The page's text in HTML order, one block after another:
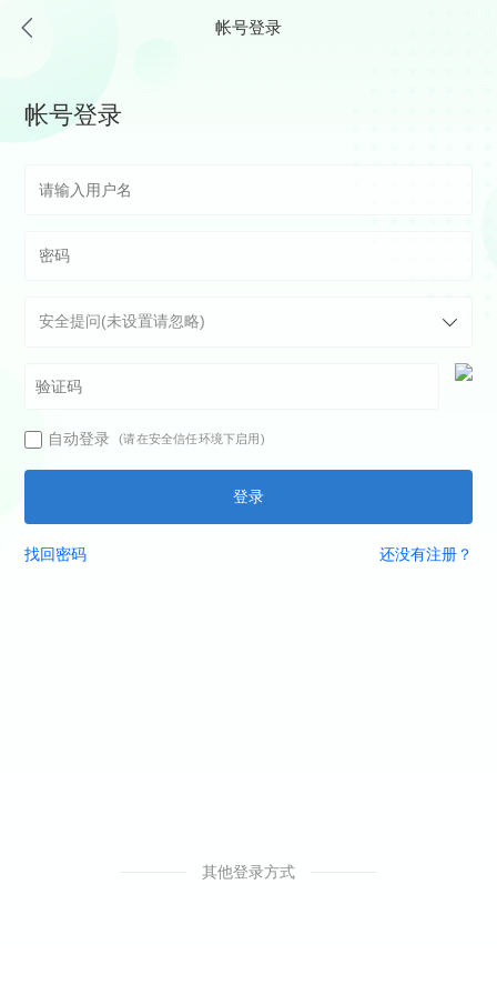
帐号登录
帐号登录
自动登录 (请在安全信任环境下启用)
登录
找回密码 还没有注册？
其他登录方式